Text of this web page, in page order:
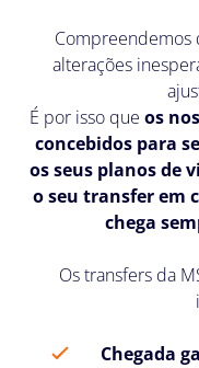
Compreendemos
alterações
É por isso que os
concebidos para
os seus planos de
o seu transfer em
chega
Os transfers da
Chegada